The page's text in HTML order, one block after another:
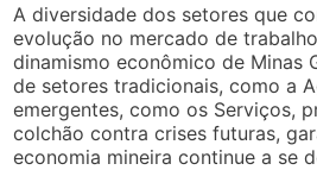
A diversidade dos setores que
evolução no mercado de
dinamismo econômico de Minas
de setores tradicionais, como a
emergentes, como os Serviços,
colchão contra crises futuras,
economia mineira continue a se